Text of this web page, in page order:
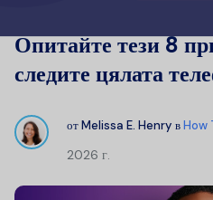
Опитайте тези 8
следите цялата
отMelissa E. Henry вHow
2026 г.